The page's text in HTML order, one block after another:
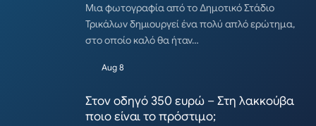
Μια φωτογραφία από το Δημοτικό Στάδιο
Τρικάλων δημιουργεί ένα πολύ απλό ερώτημα,
στο οποίο καλό θα ήταν…
Aug 8
Στον οδηγό 350 ευρώ – Στη λακκούβα
ποιο είναι το πρόστιμο;